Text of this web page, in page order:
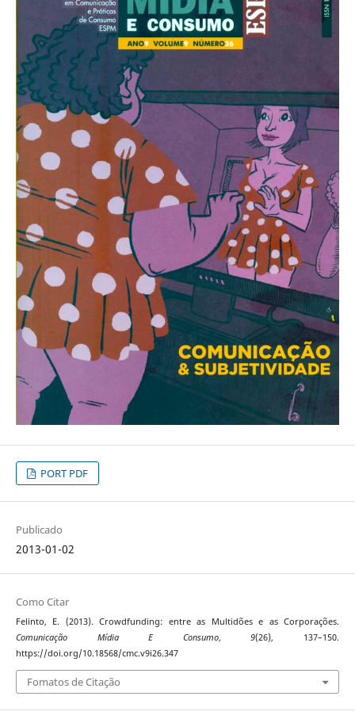
PORT PDF
Publicado
2013-01-02
Como Citar
Felinto, E. (2013). Crowdfunding: entre as Multidões e as Corporações.
Comunicação Mídia E Consumo,9(26), 137–150.
https://doi.org/10.18568/cmc.v9i26.347
Fomatos de Citação